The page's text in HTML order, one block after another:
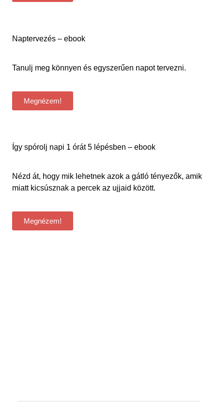
Naptervezés – ebook
Tanulj meg könnyen és egyszerűen napot tervezni.
Megnézem!
Így spórolj napi 1 órát 5 lépésben – ebook
Nézd át, hogy mik lehetnek azok a gátló tényezők, amik
miatt kicsúsznak a percek az ujjaid között.
Megnézem!